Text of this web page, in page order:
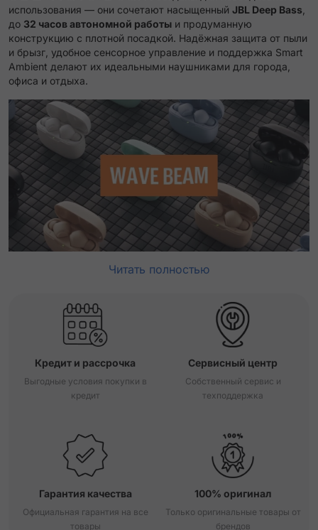
использования — они сочетают насыщенный JBL Deep Bass
до 32 часов автономной работы и продуманную
конструкцию с плотной посадкой. Надёжная защита от пыли
и брызг, удобное сенсорное управление и поддержка Smart
Ambient делают их идеальными наушниками для города,
офиса и отдыха.
Читать полностью
Кредит и рассрочка
Выгодные условия покупки в
кредит
Сервисный центр
Собственный сервис и
техподдержка
Гарантия качества
Официальная гарантия на все
товары
100% оригинал
Только оригинальные товары от
брендов